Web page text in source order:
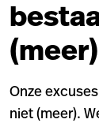
Onze
niet (meer).